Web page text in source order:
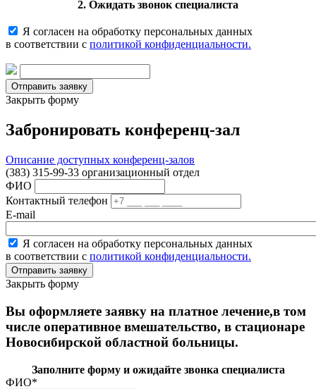
2. Ожидать звонок специалиста
Я согласен на обработку персональных данных
в соответствии с политикой конфиденциальности.
Закрыть форму
Забронировать конференц-зал
Описание доступных конференц-залов
(383) 315-99-33 организационный отдел
ФИО
Контактный телефон
E-mail
Я согласен на обработку персональных данных
в соответствии с политикой конфиденциальности.
Закрыть форму
Вы оформляете заявку на платное лечение,в том
числе оперативное вмешательство, в стационаре
Новосибирской областной больницы.
Заполните форму и ожидайте звонка специалиста
ФИО*